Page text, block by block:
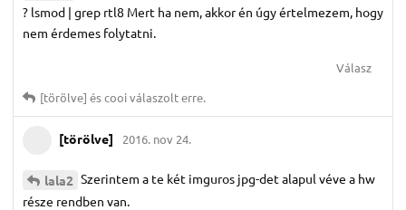
? lsmod | grep rtl8 Mert ha nem, akkor én úgy értelmezem, hogy
nem érdemes folytatni.
Válasz
[törölve] éscooiválaszolt erre.
[törölve] 2016. nov 24.
lala2 Szerintem a te két imguros jpg-det alapul véve a hw
része rendben van.